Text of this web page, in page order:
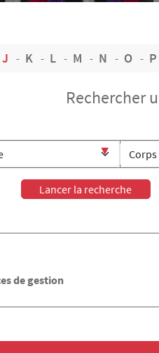
J K L M N O P
Rechercher
de gestion